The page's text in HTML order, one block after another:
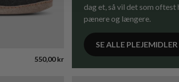
550,00 kr
dag et, så vil det som oftest
pænere og længere.
SE ALLE PLEJEMIDLER